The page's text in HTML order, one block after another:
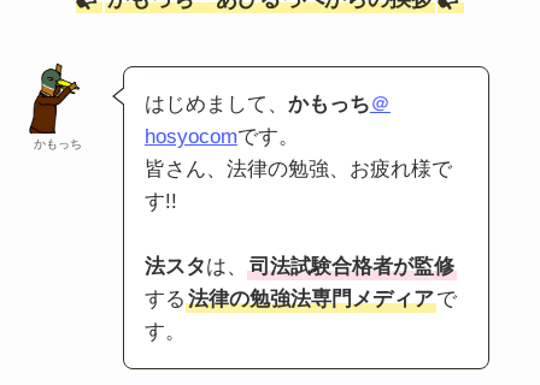
かもっち
はじめまして、 かもっち＠
hosyocomです。
皆さん、法律の勉強、お疲れ様で
す!!
法スタは、
司法試験合格者が監修
する 法律の勉強法専門メディアで
す。